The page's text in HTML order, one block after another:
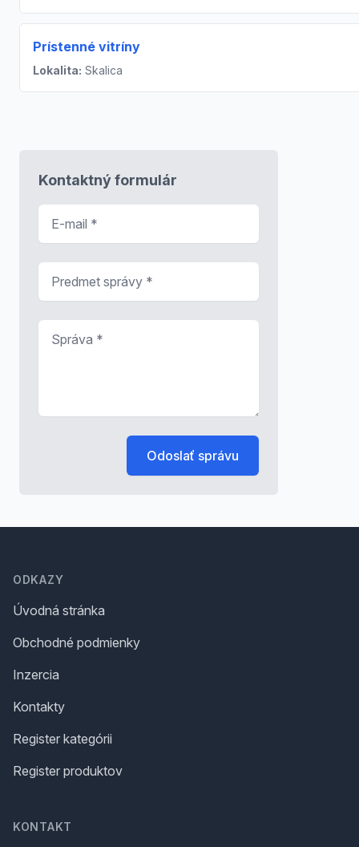
Prístenné vitríny
Lokalita: Skalica
Kontaktný formulár
Odoslať správu
ODKAZY
Úvodná stránka
Obchodné podmienky
Inzercia
Kontakty
Register kategórii
Register produktov
KONTAKT